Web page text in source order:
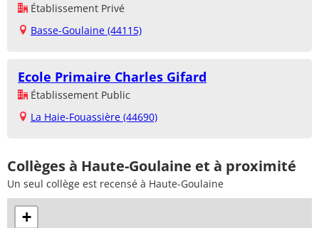
Établissement Privé
Basse-Goulaine (44115)
Ecole Primaire Charles Gifard
Établissement Public
La Haie-Fouassière (44690)
Collèges à Haute-Goulaine et à proximité
Un seul collège est recensé à Haute-Goulaine
+